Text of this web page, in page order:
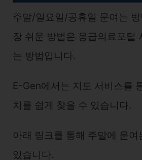
주말/일요일/공휴일 문여는
장 쉬운 방법은 응급의료포털
는 방법입니다.
E-Gen에서는 지도 서비스를
치를 쉽게 찾을 수 있습니다.
아래 링크를 통해 주말에 문여
있습니다.